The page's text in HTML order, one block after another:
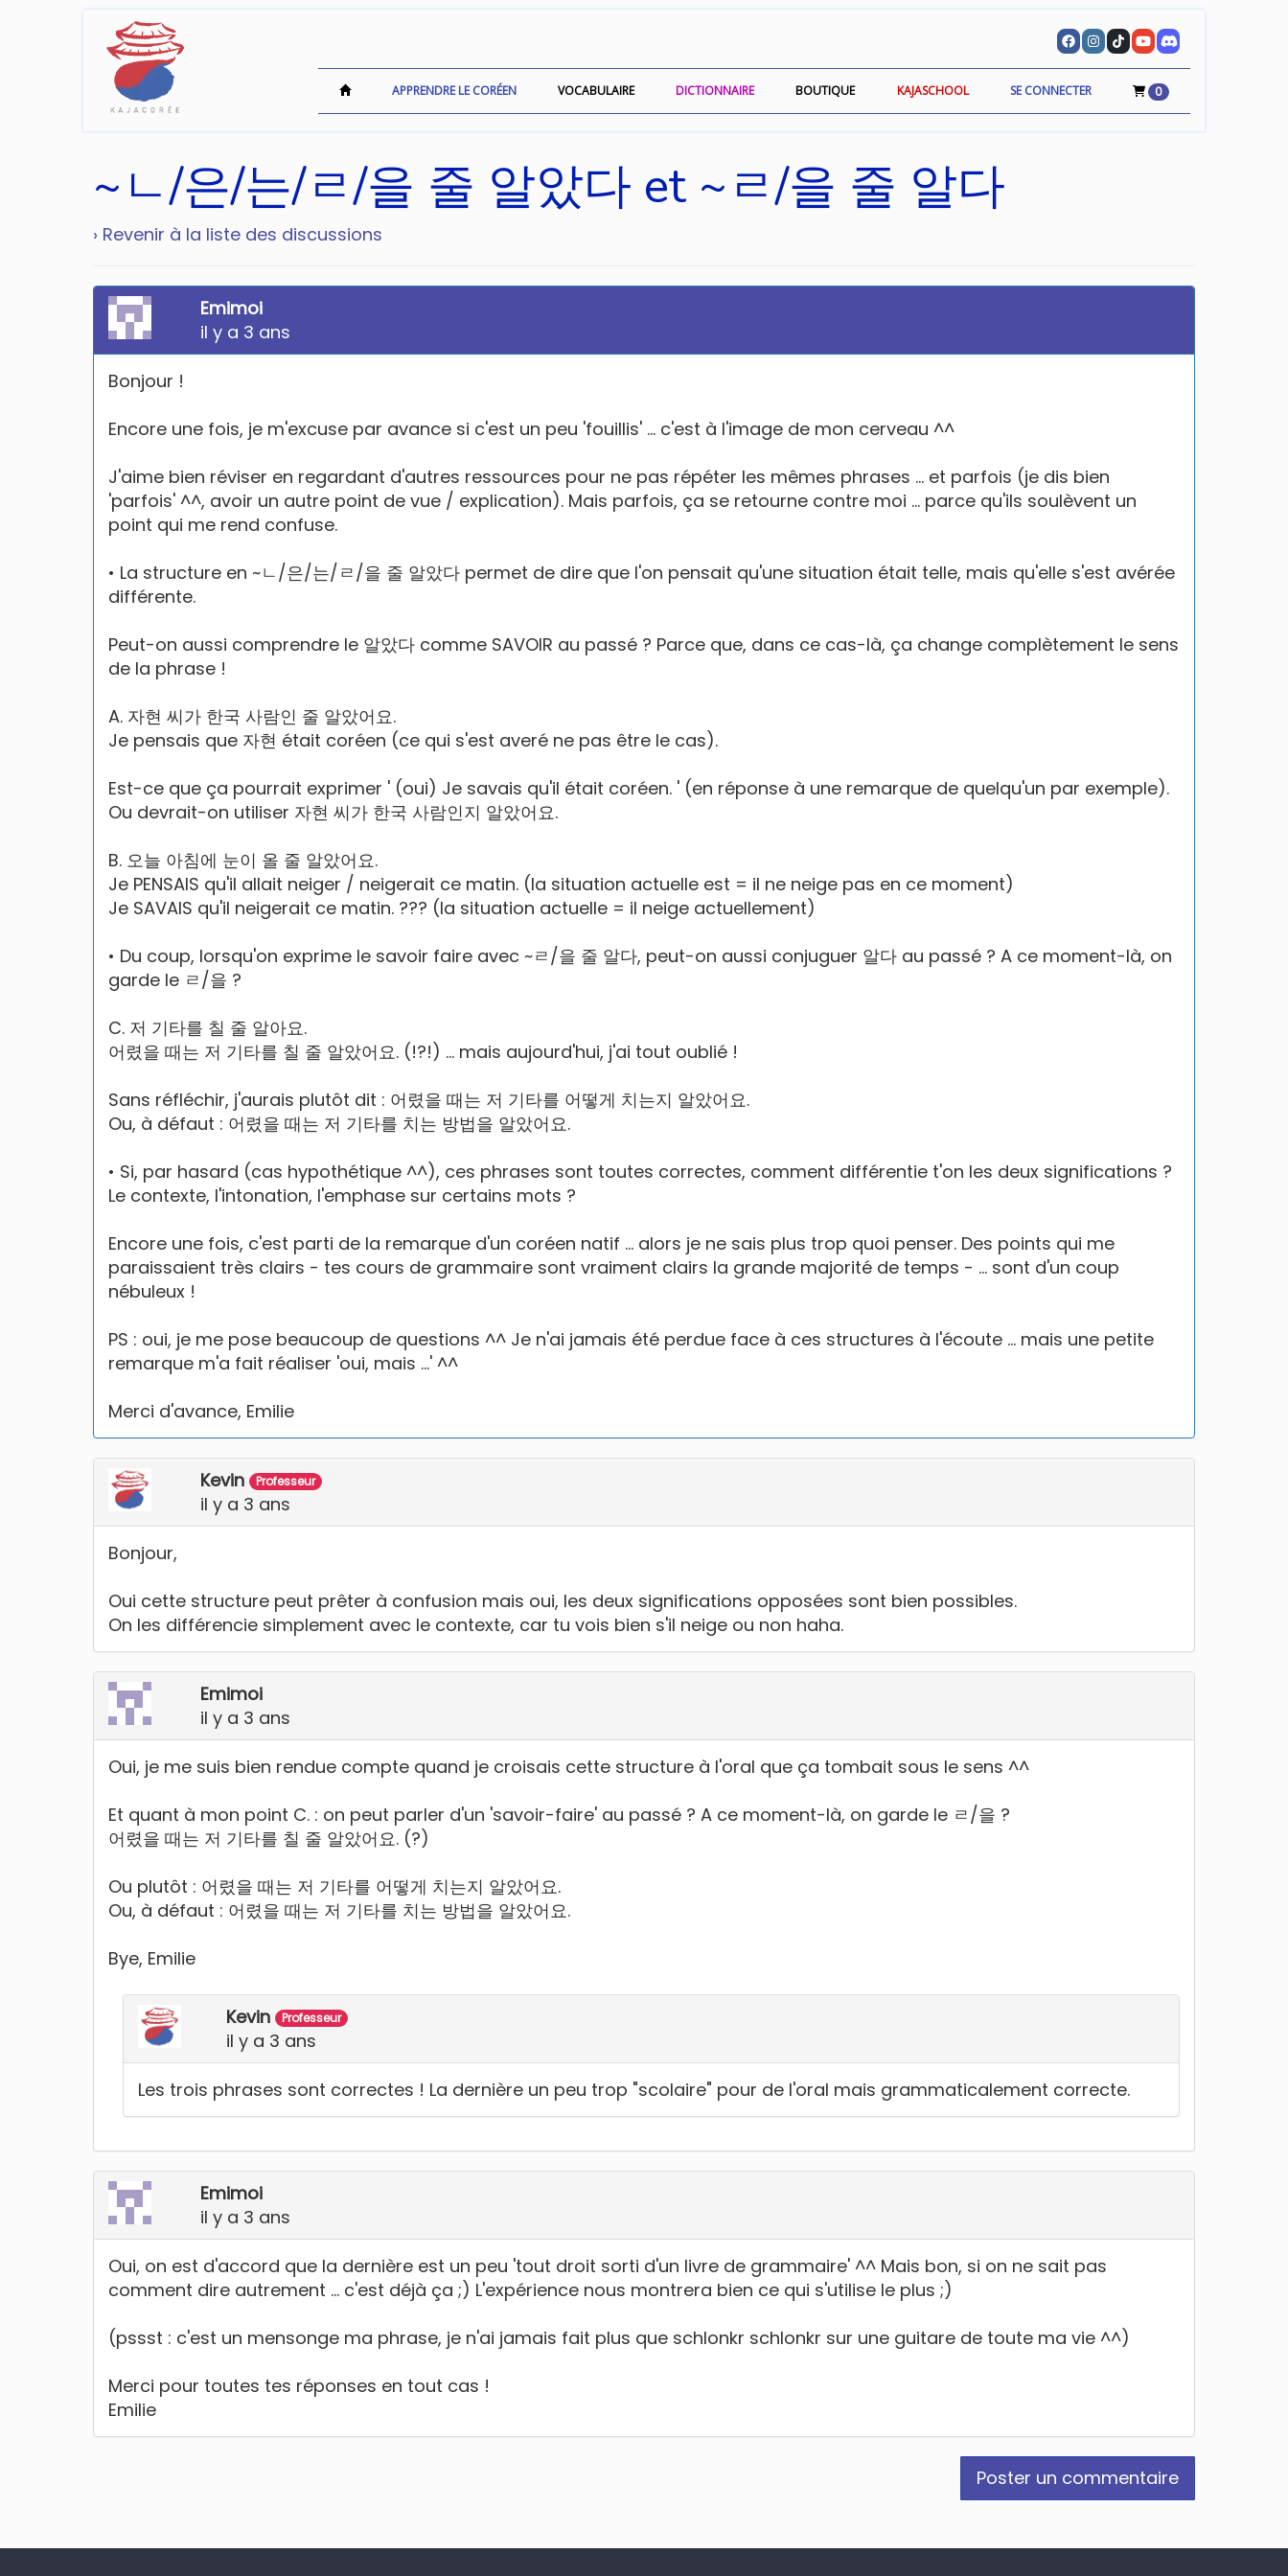
0
SE CONNECTER
KAJASCHOOL
BOUTIQUE
DICTIONNAIRE
VOCABULAIRE
APPRENDRE LE CORÉEN
~ㄴ/은/는/ㄹ/을 줄 알았다 et ~ㄹ/을 줄 알다
› Revenir à la liste des discussions
Emimoi
il y a 3 ans
Bonjour !
Encore une fois, je m'excuse par avance si c'est un peu 'fouillis' ... c'est à l'image de mon cerveau ^^
J'aime bien réviser en regardant d'autres ressources pour ne pas répéter les mêmes phrases ... et parfois (je dis bien
'parfois' ^^, avoir un autre point de vue / explication). Mais parfois, ça se retourne contre moi ... parce qu'ils soulèvent un
point qui me rend confuse.
• La structure en ~ㄴ/은/는/ㄹ/을 줄 알았다 permet de dire que l'on pensait qu'une situation était telle, mais qu'elle s'est avérée
différente.
Peut-on aussi comprendre le 알았다 comme SAVOIR au passé ? Parce que, dans ce cas-là, ça change complètement le sens
de la phrase !
A. 자현 씨가 한국 사람인 줄 알았어요.
Je pensais que 자현 était coréen (ce qui s'est averé ne pas être le cas).
Est-ce que ça pourrait exprimer ' (oui) Je savais qu'il était coréen. ' (en réponse à une remarque de quelqu'un par exemple).
Ou devrait-on utiliser 자현 씨가 한국 사람인지 알았어요.
B. 오늘 아침에 눈이 올 줄 알았어요.
Je PENSAIS qu'il allait neiger / neigerait ce matin. (la situation actuelle est = il ne neige pas en ce moment)
Je SAVAIS qu'il neigerait ce matin. ??? (la situation actuelle = il neige actuellement)
• Du coup, lorsqu'on exprime le savoir faire avec ~ㄹ/을 줄 알다, peut-on aussi conjuguer 알다 au passé ? A ce moment-là, on
garde le ㄹ/을 ?
C. 저 기타를 칠 줄 알아요.
어렸을 때는 저 기타를 칠 줄 알았어요. (!?!) ... mais aujourd'hui, j'ai tout oublié !
Sans réfléchir, j'aurais plutôt dit : 어렸을 때는 저 기타를 어떻게 치는지 알았어요.
Ou, à défaut : 어렸을 때는 저 기타를 치는 방법을 알았어요.
• Si, par hasard (cas hypothétique ^^), ces phrases sont toutes correctes, comment différentie t'on les deux significations ?
Le contexte, l'intonation, l'emphase sur certains mots ?
Encore une fois, c'est parti de la remarque d'un coréen natif ... alors je ne sais plus trop quoi penser. Des points qui me
paraissaient très clairs - tes cours de grammaire sont vraiment clairs la grande majorité de temps - ... sont d'un coup
nébuleux !
PS : oui, je me pose beaucoup de questions ^^ Je n'ai jamais été perdue face à ces structures à l'écoute ... mais une petite
remarque m'a fait réaliser 'oui, mais ...' ^^
Merci d'avance, Emilie
Kevin Professeur
il y a 3 ans
Bonjour,
Oui cette structure peut prêter à confusion mais oui, les deux significations opposées sont bien possibles.
On les différencie simplement avec le contexte, car tu vois bien s'il neige ou non haha.
Emimoi
il y a 3 ans
Oui, je me suis bien rendue compte quand je croisais cette structure à l'oral que ça tombait sous le sens ^^
Et quant à mon point C. : on peut parler d'un 'savoir-faire' au passé ? A ce moment-là, on garde le ㄹ/을 ?
어렸을 때는 저 기타를 칠 줄 알았어요. (?)
Ou plutôt : 어렸을 때는 저 기타를 어떻게 치는지 알았어요.
Ou, à défaut : 어렸을 때는 저 기타를 치는 방법을 알았어요.
Bye, Emilie
Kevin Professeur
il y a 3 ans
Les trois phrases sont correctes ! La dernière un peu trop "scolaire" pour de l'oral mais grammaticalement correcte.
Emimoi
il y a 3 ans
Oui, on est d'accord que la dernière est un peu 'tout droit sorti d'un livre de grammaire' ^^ Mais bon, si on ne sait pas
comment dire autrement ... c'est déjà ça ;) L'expérience nous montrera bien ce qui s'utilise le plus ;)
(pssst : c'est un mensonge ma phrase, je n'ai jamais fait plus que schlonkr schlonkr sur une guitare de toute ma vie ^^)
Merci pour toutes tes réponses en tout cas !
Emilie
Poster un commentaire
Votre guide de conversation en coréen gratuit !
Vous êtes libre de recevoir gratuitement notre livre
de voyager sereinement en ayant quelques phrases en poche !
Près de 500 mots et expressions utiles en toutes
circonstances en Corée
Explications de la prononciation coréenne
Savoir lire l'heure, la date...
Je veux recevoir des cours de coréen par mail et bénéficier d'offres en rapport avec le coréen
en sachant que je peux me désabonner à tout moment
Je hais les spams : votre adresse email ne sera jamais cédée ni revendue !